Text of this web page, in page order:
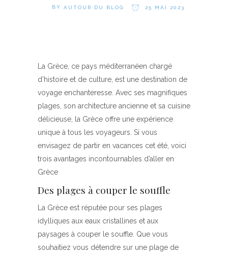
BY AUTOUR DU BLOG 25 MAI 2023
La Grèce, ce pays méditerranéen chargé
d’histoire et de culture, est une destination de
voyage enchanteresse. Avec ses magnifiques
plages, son architecture ancienne et sa cuisine
délicieuse, la Grèce offre une expérience
unique à tous les voyageurs. Si vous
envisagez de partir en vacances cet été, voici
trois avantages incontournables d’aller en
Grèce
Des plages à couper le souffle
La Grèce est réputée pour ses plages
idylliques aux eaux cristallines et aux
paysages à couper le souffle. Que vous
souhaitiez vous détendre sur une plage de